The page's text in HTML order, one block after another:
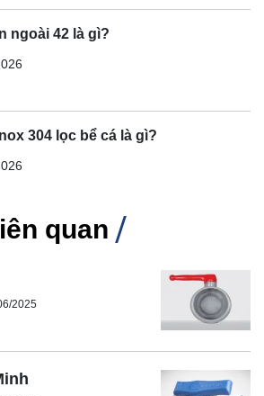
ngoài 42 là gì?
304 lọc bể cá là gì?
quan
2025